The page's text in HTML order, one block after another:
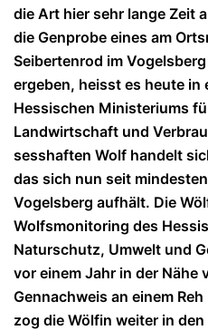
die Art hier sehr lange Zeit
die Genprobe eines am
Seibertenrod im
ergeben, heisst es heute in
Hessischen Ministeriums
Landwirtschaft und
sesshaften Wolf handelt
das sich nun seit
Vogelsberg aufhält. Die
Wolfsmonitoring des
Naturschutz, Umwelt und
vor einem Jahr in der Nähe
Gennachweis an einem
zog die Wölfin weiter in